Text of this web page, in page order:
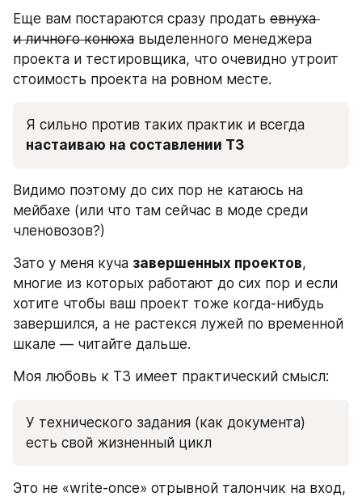
Еще вам постараются сразу продать евнуха
и личного конюха выделенного менеджера
проекта и тестировщика, что очевидно утроит
стоимость проекта на ровном месте.
настаиваю на составлении ТЗ
Видимо поэтому до сих пор не катаюсь на
мейбахе (или что там сейчас в моде среди
членовозов?)
Зато у меня куча завершенных проектов,
многие из которых работают до сих пор и если
хотите чтобы ваш проект тоже когда-нибудь
завершился, а не растекся лужей по временной
шкале — читайте дальше.
Моя любовь к ТЗ имеет практический смысл:
У технического задания (как документа)
есть свой жизненный цикл
Это не «write-once» отрывной талончик на вход,